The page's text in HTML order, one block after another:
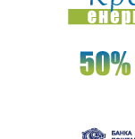
23:51:Bratina:
povez...
23:48:
odigrao neve...
Jevtić: